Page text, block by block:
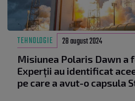
TEHNOLOGIE 28 august 2024
Misiunea Polaris Dawn a
Experții au identificat
pe care a avut-o capsula